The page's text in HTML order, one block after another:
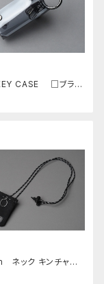
ネック キンチャ
ク・ブラック□